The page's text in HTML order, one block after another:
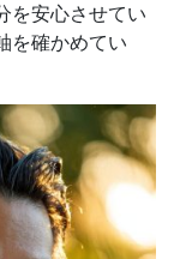
を安心させてい
を確かめてい